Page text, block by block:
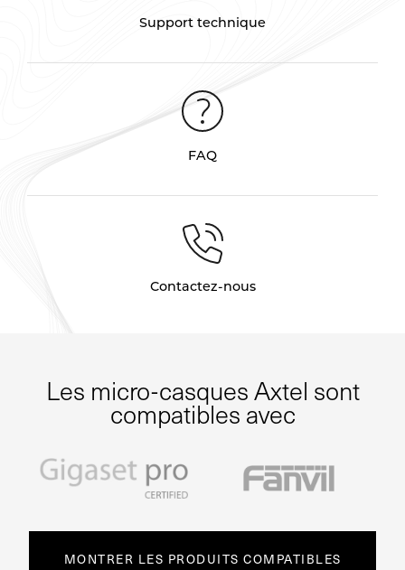
Support technique
FAQ
Contactez-nous
Les micro-casques Axtel sont
compatibles avec
MONTRER LES PRODUITS COMPATIBLES